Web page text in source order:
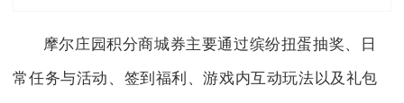
摩尔庄园积分商城券主要通过缤纷扭蛋抽奖、日
常任务与活动、签到福利、游戏内互动玩法以及礼包